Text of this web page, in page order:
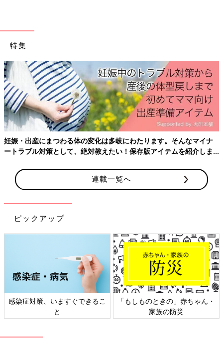
や紫外線などの刺激から唇を守るようにしましょう。外出前や寝
る前などに、こまめにリップクリームを塗る習慣をつけるのがお
るようにしましょう。
からこまめな水分補給を心がけて水分不足を避けることも必要で
唇の荒れを防ぐためにできること
特集
妊娠・出産にまつわる体の変化は多岐にわたります。そんなマイナ
ートラブル対策として、絶対教えたい！保存版アイテムを紹介しま
連載一覧へ
ピックアップ
感染症対策、いますぐできるこ
と
「もしものときの」赤ちゃん・
家族の防災